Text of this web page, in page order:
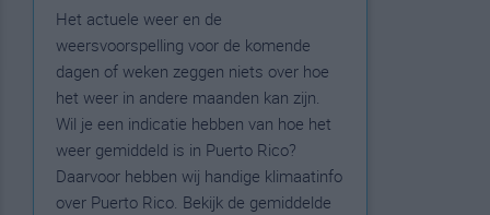
Het actuele weer en de
weersvoorspelling voor de komende
dagen of weken zeggen niets over hoe
het weer in andere maanden kan zijn.
Wil je een indicatie hebben van hoe het
weer gemiddeld is in Puerto Rico?
Daarvoor hebben wij handige klimaatinfo
over Puerto Rico. Bekijk de gemiddelde